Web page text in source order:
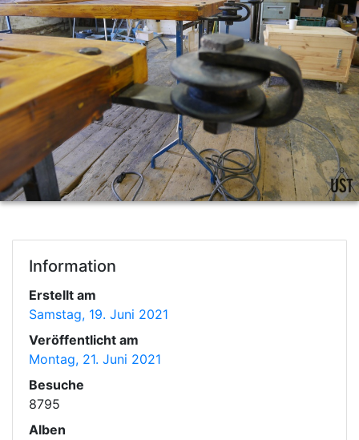
Information
Erstellt am
Samstag, 19. Juni 2021
Veröffentlicht am
Montag, 21. Juni 2021
Besuche
8795
Alben